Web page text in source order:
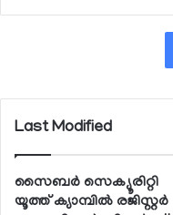
Last Modified
സൈബര്‍ സെക്യൂരിറ്റി
യൂത്ത് ക്യാമ്പില്‍ രജിസ്റ്റര്‍